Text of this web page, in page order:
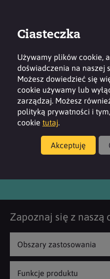
Produkty
SURFAC
Zapoznaj się z naszą
Obszary zastosowania
Funkcje produktu
Ciasteczka
Używamy plików cookie,
doświadczenia na naszej
Możesz dowiedzieć się
cookie używamy lub
zarządzaj. Możesz
polityką prywatności i
cookie tutaj.
Akceptuję